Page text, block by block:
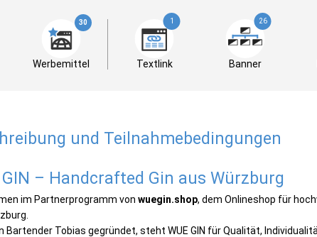
30
Werbemittel
1
Textlink
26
Banner
und Teilnahmebedingungen
GIN – Handcrafted Gin aus Würzburg
im Partnerprogramm von wuegin.shop, dem Onlineshop für
Bartender Tobias gegründet, steht WUE GIN für Qualität,